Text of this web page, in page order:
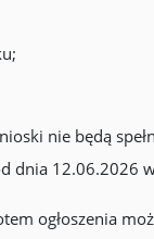
nie będą
dnia 12.06.2026
ogłoszenia